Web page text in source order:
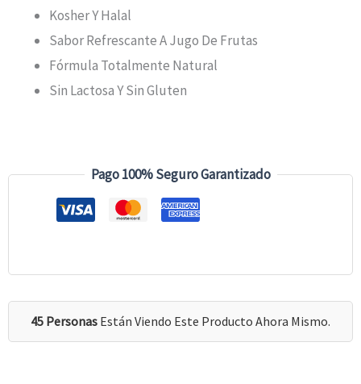
Kosher Y Halal
Sabor Refrescante A Jugo De Frutas
Fórmula Totalmente Natural
Sin Lactosa Y Sin Gluten
Pago 100% Seguro Garantizado
45 Personas Están Viendo Este Producto Ahora Mismo.